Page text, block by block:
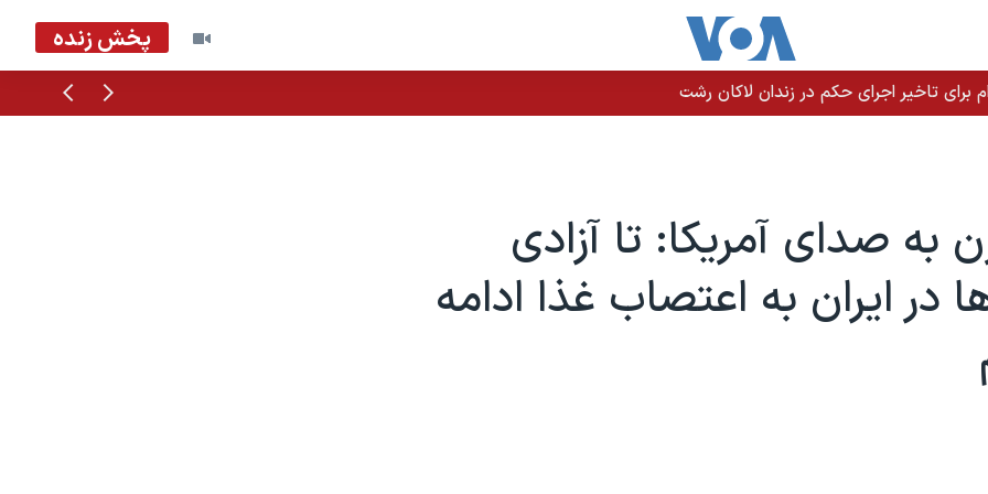
پخش زنده
قبلی برای تاخیر اجرای حکم در زندان لاکان رشت
به صدای آمریکا: تا آزادی
در ایران به اعتصاب غذا ادامه